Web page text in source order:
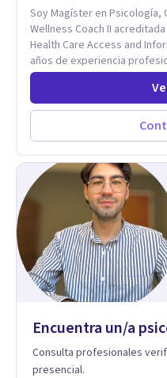
Soy Magíster en
Wellness Coach II
Health Care Access and
años de experiencia
Neurociencia del Bienestar
(español e inglés), con un
(cuerpo, mente y espíritu) y
Encuentra un/a
Consulta profesionales
presencial.